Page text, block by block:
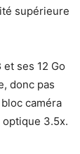
supérieure
et ses 12 Go
donc pas
caméra
3.5x.